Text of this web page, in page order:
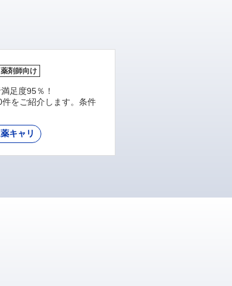
薬剤師向け
足度95％！
をご紹介します。条件
キャリ